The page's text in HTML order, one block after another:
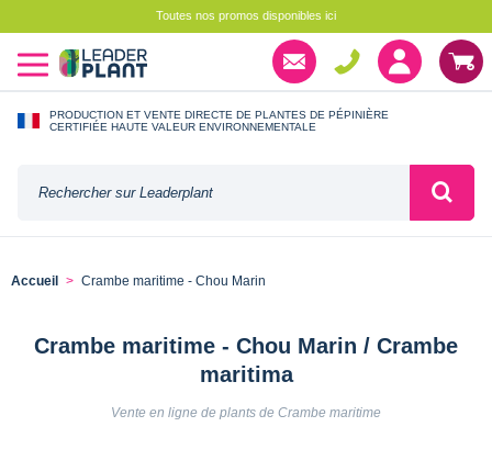
Toutes nos promos disponibles ici
PRODUCTION ET VENTE DIRECTE DE PLANTES DE PÉPINIÈRE
CERTIFIÉE HAUTE VALEUR ENVIRONNEMENTALE
Accueil Crambe maritime - Chou Marin
Crambe maritime - Chou Marin / Crambe
maritima
Vente en ligne de plants de Crambe maritime